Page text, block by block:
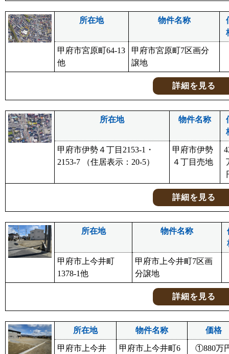
所在地 物件名称
甲府市宮原町64-13
他
甲府市宮原町7区画分
譲地
詳細を見る
所在地 物件名称
甲府市伊勢４丁目2153-1・
2153-7 （住居表示：20-5）
甲府市伊勢
４丁目売地
詳細を見る
所在地 物件名称
甲府市上今井町
1378-1他
甲府市上今井町7区画
分譲地
詳細を見る
所在地 物件名称 価格
甲府市上今井 甲府市上今井町6 ①880万